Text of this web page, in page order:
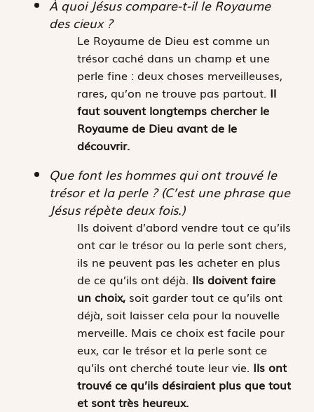
À quoi Jésus compare-t-il le Royaume
des cieux ?
Le Royaume de Dieu est comme un
trésor caché dans un champ et une
perle fine : deux choses merveilleuses,
rares, qu’on ne trouve pas partout. Il
faut souvent longtemps chercher le
Royaume de Dieu avant de le
découvrir.
Que font les hommes qui ont trouvé le
trésor et la perle ? (C’est une phrase que
Jésus répète deux fois.)
Ils doivent d’abord vendre tout ce qu’ils
ont car le trésor ou la perle sont chers,
ils ne peuvent pas les acheter en plus
de ce qu’ils ont déjà. Ils doivent faire
un choix, soit garder tout ce qu’ils ont
déjà, soit laisser cela pour la nouvelle
merveille. Mais ce choix est facile pour
eux, car le trésor et la perle sont ce
qu’ils ont cherché toute leur vie. Ils ont
trouvé ce qu’ils désiraient plus que tout
et sont très heureux.